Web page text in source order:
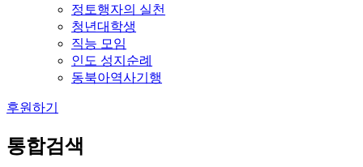
정토행자의 실천
청년대학생
직능 모임
인도 성지순례
동북아역사기행
후원하기
통합검색